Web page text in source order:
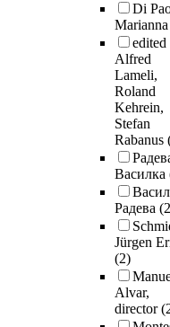
Di
Marianna
edited
Alfred
Lameli,
Roland
Kehrein,
Stefan
Rabanus
Василка
Радева
Jürgen
(2)
Alvar,
director